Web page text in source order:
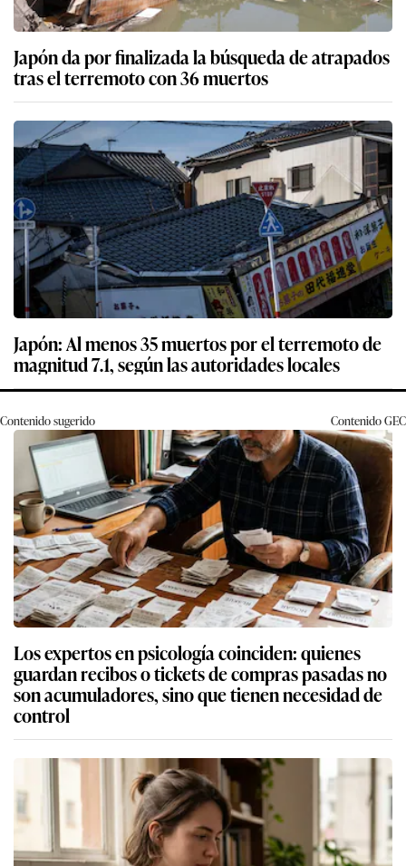
Japón da por finalizada la búsqueda de atrapados
tras el terremoto con 36 muertos
Japón: Al menos 35 muertos por el terremoto de
magnitud 7.1, según las autoridades locales
Contenido sugerido ContenidoGEC
Los expertos en psicología coinciden: quienes
guardan recibos o tickets de compras pasadas no
son acumuladores, sino que tienen necesidad de
control